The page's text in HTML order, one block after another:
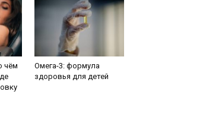
чём
Омега-3: формула
здоровья для детей